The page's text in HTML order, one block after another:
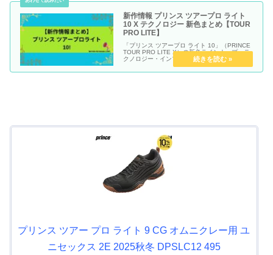
新作情報 プリンス ツアープロ ライト
10 X テクノロジー 新色まとめ【TOUR
PRO LITE】
「プリンス ツアープロ ライト 10」（PRINCE
TOUR PRO LITE X）の新色ラインナップ・テ
クノロジー・インプレ・解説動画をまとめてい
プリンス ツアー プロ ライト 9 CG オムニクレー用 ユ
ニセックス 2E 2025秋冬 DPSLC12 495